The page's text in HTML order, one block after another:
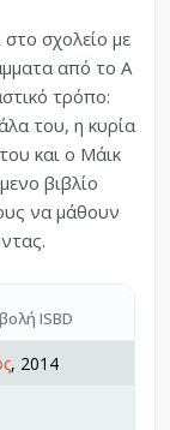
σχολείο με
από το Α
τρόπο:
του, η κυρία
και ο Μάικ
βιβλίο
να μάθουν
ISBD
, 2014